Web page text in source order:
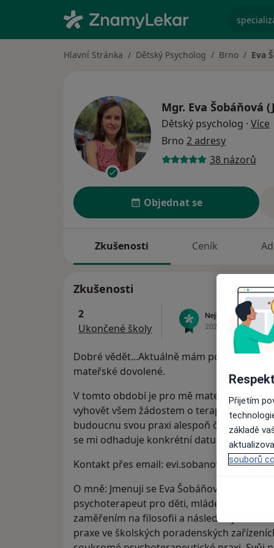
Hlavní Stránka Dětský Psycholog Brno Eva
Mgr. Eva Šobáňová
Dětský psycholog · Více
Brno 2 adresy
38 názorů
Objednat se
Zkušenosti Ceník
Zkušenosti
2
Ukončené školy
Dobré vědět...Aktuálně mám
mateřské dovolené.
V tomto období je pro mě mateřství
vyhovět všem žádostem o terapie. Pokud
budoucnu svou praxi alespoň částečně
se mi odhaduje konkrétní datum - snad v
Kontakt přes email:
O mně: Jmenuji se Eva Šobáňová (roz.
psychoterapeut pro děti, mládež a
zaměřením na filosofii a následně
praxe ve školských poradenských
Přijetím
základě
souborů